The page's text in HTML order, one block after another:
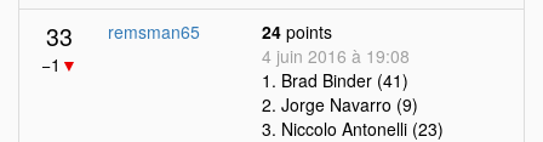
33
−1 ▼
remsman65 24 points
4 juin 2016 à 19:08
1. Brad Binder (41)
2. Jorge Navarro (9)
3. Niccolo Antonelli (23)